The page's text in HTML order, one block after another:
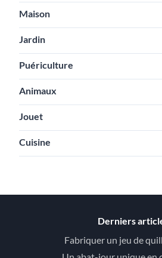
Maison
Jardin
Puériculture
Animaux
Jouet
Cuisine
Derniers
Fabriquer un jeu de